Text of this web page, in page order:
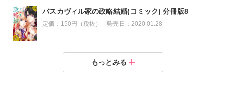
バスカヴィル家の政略結婚(コミック) 分冊版8
定価： 150円（税抜） 発売日： 2020.01.28
バスカヴィル家の政略結婚(コミック) 分冊版7
150円（税抜） 発売日：2020.01.28
バスカヴィル家の政略結婚(コミック) 分冊版6
150円（税抜） 発売日：2020.01.28
バスカヴィル家の政略結婚(コミック) 分冊版5
150円（税抜） 発売日：2020.01.28
バスカヴィル家の政略結婚(コミック) 分冊版4
150円（税抜） 発売日：2019.11.27
バスカヴィル家の政略結婚(コミック) 分冊版3
150円（税抜） 発売日：2019.11.27
バスカヴィル家の政略結婚(コミック) 分冊版2
150円（税抜） 発売日：2019.11.27
バスカヴィル家の政略結婚(コミック) 分冊版1
150円（税抜） 発売日：2019.11.27
もっとみる